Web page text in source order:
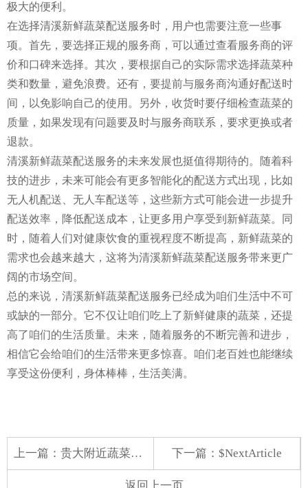
极大的便利。
在选择清溪新鲜蔬菜配送服务时，用户也需要注意一些事
项。首先，要选择正规的服务商，可以通过查看服务商的评
价和口碑来选择。其次，要根据自己的实际需求选择蔬菜种
类和数量，避免浪费。还有，要提前与服务商沟通好配送时
间，以免影响自己的使用。另外，收货时要仔细检查蔬菜的
质量，如果发现有问题要及时与服务商联系，要求更换或者
退款。
清溪新鲜蔬菜配送服务的未来发展也挺值得期待的。随着科
技的进步，未来可能会有更多智能化的配送方式出现，比如
无人机配送、无人车配送等，这些新方式可能会进一步提升
配送效率，降低配送成本，让更多用户享受到新鲜蔬菜。同
时，随着人们对健康饮食的重视程度不断提高，新鲜蔬菜的
需求也会越来越大，这将为清溪新鲜蔬菜配送服务带来更广
阔的市场空间。
总的来说，清溪新鲜蔬菜配送服务已经成为咱们生活中不可
或缺的一部分。它不仅让咱们吃上了新鲜健康的蔬菜，还提
高了咱们的生活质量。未来，随着服务的不断完善和进步，
相信它会给咱们的生活带来更多惊喜。咱们老百姓也能继续
享受这份便利，身体棒棒，生活美满。
上一篇： 贵大附近蔬菜配送中心 下一篇：$NextArticle